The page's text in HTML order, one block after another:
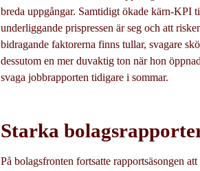
breda uppgångar. Samtidigt ökade kärn-KPI
underliggande prispressen är seg och att
bidragande faktorerna finns tullar, svagare
dessutom en mer duvaktig ton när hon
svaga jobbrapporten tidigare i sommar.
Starka
På bolagsfronten fortsatte rapportsäsongen